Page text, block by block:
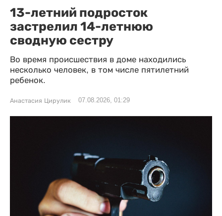
13-летний подросток
застрелил 14-летнюю
сводную сестру
Во время происшествия в доме находились
несколько человек, в том числе пятилетний
ребенок.
Анастасия Цирулик 07.08.2026, 01:29